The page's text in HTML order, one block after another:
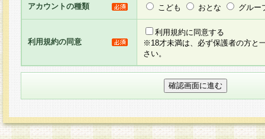
た全ての会員に対して本サービスの依頼をすると
りま す。
3.当社は、会員の事前の承諾を得ることなく、当
方 法・手段にて、本規約を任意に制定、変更ま
きるものとします。改定後の本規約等は、本規約
に掲示したときに、その 他の諸規定については
てその効力を生じるものとします。
アカウントの種類 こども おとな グルー
利用規約の同意
利用規約に同意する
※18才未満は、必ず保護者の方と
さい。